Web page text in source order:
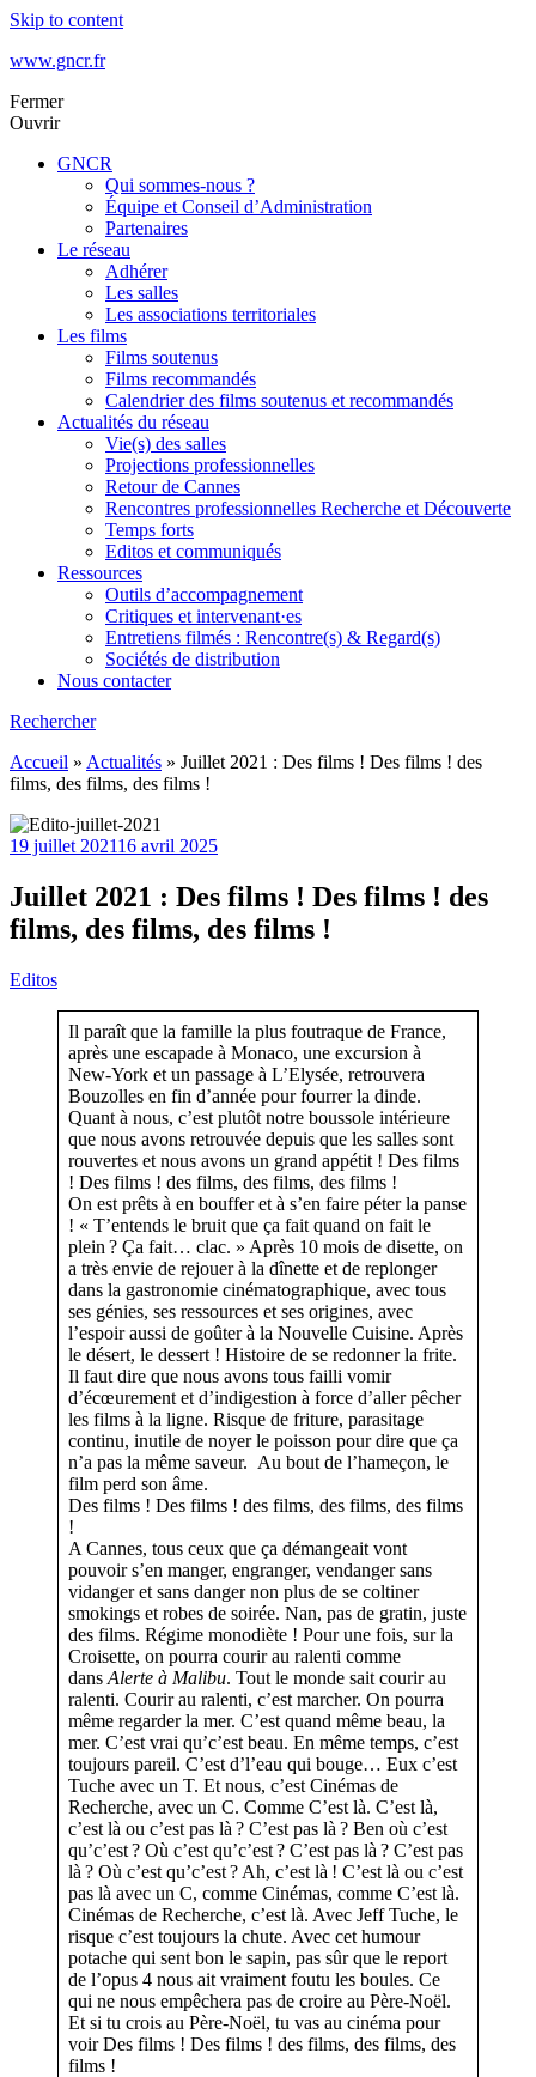
Skip to content
www.gncr.fr
Fermer
Ouvrir
GNCR
Qui sommes-nous ?
Équipe et Conseil d’Administration
Partenaires
Le réseau
Adhérer
Les salles
Les associations territoriales
Les films
Films soutenus
Films recommandés
Calendrier des films soutenus et recommandés
Actualités du réseau
Vie(s) des salles
Projections professionnelles
Retour de Cannes
Rencontres professionnelles Recherche et Découverte
Temps forts
Editos et communiqués
Ressources
Outils d’accompagnement
Critiques et intervenant·es
Entretiens filmés : Rencontre(s) & Regard(s)
Sociétés de distribution
Nous contacter
Rechercher
Accueil » Actualités » Juillet 2021 : Des films ! Des films ! des
films, des films, des films !
19 juillet 202116 avril 2025
Juillet 2021 : Des films ! Des films ! des
films, des films, des films !
Editos
Il paraît que la famille la plus foutraque de France,
après une escapade à Monaco, une excursion à
New-York et un passage à L’Elysée, retrouvera
Bouzolles en fin d’année pour fourrer la dinde.
Quant à nous, c’est plutôt notre boussole intérieure
que nous avons retrouvée depuis que les salles sont
rouvertes et nous avons un grand appétit ! Des films
! Des films ! des films, des films, des films !
On est prêts à en bouffer et à s’en faire péter la panse
! « T’entends le bruit que ça fait quand on fait le
plein ? Ça fait… clac. » Après 10 mois de disette, on
a très envie de rejouer à la dînette et de replonger
dans la gastronomie cinématographique, avec tous
ses génies, ses ressources et ses origines, avec
l’espoir aussi de goûter à la Nouvelle Cuisine. Après
le désert, le dessert ! Histoire de se redonner la frite.
Il faut dire que nous avons tous failli vomir
d’écœurement et d’indigestion à force d’aller pêcher
les films à la ligne. Risque de friture, parasitage
continu, inutile de noyer le poisson pour dire que ça
n’a pas la même saveur. Au bout de l’hameçon, le
film perd son âme.
Des films ! Des films ! des films, des films, des films
!
A Cannes, tous ceux que ça démangeait vont
pouvoir s’en manger, engranger, vendanger sans
vidanger et sans danger non plus de se coltiner
smokings et robes de soirée. Nan, pas de gratin, juste
des films. Régime monodiète ! Pour une fois, sur la
Croisette, on pourra courir au ralenti comme
dans Alerte à Malibu. Tout le monde sait courir au
ralenti. Courir au ralenti, c’est marcher. On pourra
même regarder la mer. C’est quand même beau, la
mer. C’est vrai qu’c’est beau. En même temps, c’est
toujours pareil. C’est d’l’eau qui bouge… Eux c’est
Tuche avec un T. Et nous, c’est Cinémas de
Recherche, avec un C. Comme C’est là. C’est là,
c’est là ou c’est pas là ? C’est pas là ? Ben où c’est
qu’c’est ? Où c’est qu’c’est ? C’est pas là ? C’est pas
là ? Où c’est qu’c’est ? Ah, c’est là ! C’est là ou c’est
pas là avec un C, comme Cinémas, comme C’est là.
Cinémas de Recherche, c’est là. Avec Jeff Tuche, le
risque c’est toujours la chute. Avec cet humour
potache qui sent bon le sapin, pas sûr que le report
de l’opus 4 nous ait vraiment foutu les boules. Ce
qui ne nous empêchera pas de croire au Père-Noël.
Et si tu crois au Père-Noël, tu vas au cinéma pour
voir Des films ! Des films ! des films, des films, des
films !